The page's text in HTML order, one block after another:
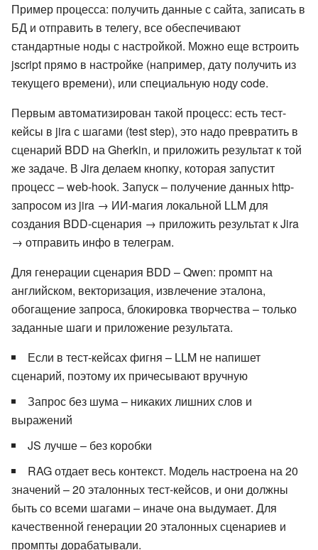
Пример процесса: получить данные с сайта, записать в
БД и отправить в телегу, все обеспечивают
стандартные ноды с настройкой. Можно еще встроить
jscript прямо в настройке (например, дату получить из
текущего времени), или специальную ноду code.
Первым автоматизирован такой процесс: есть тест-
кейсы в jira с шагами (test step), это надо превратить в
сценарий BDD на Gherkin, и приложить результат к той
же задаче. В Jira делаем кнопку, которая запустит
процесс – web-hook. Запуск – получение данных http-
запросом из jira → ИИ-магия локальной LLM для
создания BDD-сценария → приложить результат к Jira
→ отправить инфо в телеграм.
Для генерации сценария BDD – Qwen: промпт на
английском, векторизация, извлечение эталона,
обогащение запроса, блокировка творчества – только
заданные шаги и приложение результата.
Если в тест-кейсах фигня – LLM не напишет
сценарий, поэтому их причесывают вручную
Запрос без шума – никаких лишних слов и
выражений
JS лучше – без коробки
RAG отдает весь контекст. Модель настроена на 20
значений – 20 эталонных тест-кейсов, и они должны
быть со всеми шагами – иначе она выдумает. Для
качественной генерации 20 эталонных сценариев и
промпты дорабатывали.